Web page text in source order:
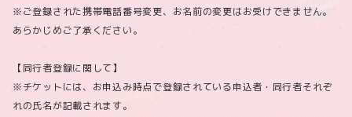
※ご登録された携帯電話番号変更、お名前の変更はお受けできません。
あらかじめご了承ください。
【同行者登録に関して】
※チケットには、お申込み時点で登録されている申込者・同行者それぞ
れの氏名が記載されます。